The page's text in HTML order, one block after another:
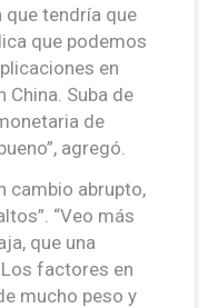
que tendría que
que podemos
en
China. Suba de
de
agregó.
cambio abrupto,
“Veo más
que una
factores en
mucho peso y